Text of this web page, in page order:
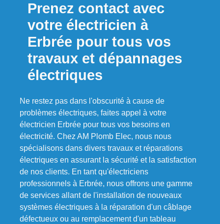
Prenez contact avec
votre électricien à
Erbrée pour tous vos
travaux et dépannages
électriques
Ne restez pas dans l'obscurité à cause de
problèmes électriques, faites appel à votre
électricien Erbrée pour tous vos besoins en
électricité. Chez AM Plomb Elec, nous nous
spécialisons dans divers travaux et réparations
électriques en assurant la sécurité et la satisfaction
de nos clients. En tant qu'électriciens
professionnels à Erbrée, nous offrons une gamme
de services allant de l'installation de nouveaux
systèmes électriques à la réparation d'un câblage
défectueux ou au remplacement d'un tableau